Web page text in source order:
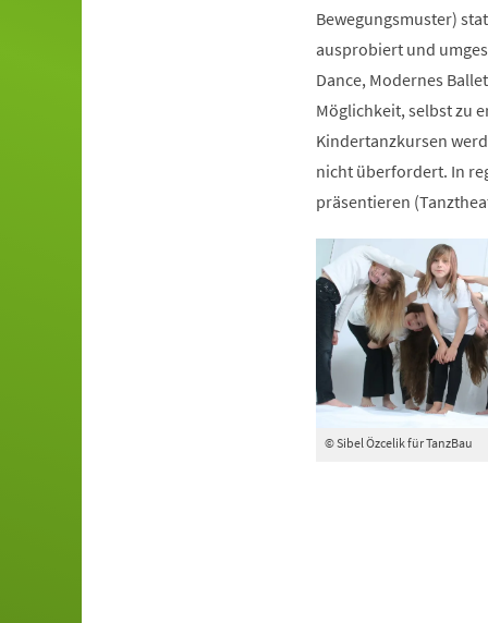
Bewegungsmuster)
ausprobiert und
Dance, Modernes
Möglichkeit, selbst zu
Kindertanzkursen
nicht überfordert. In
präsentieren
© Sibel Özcelik für TanzBau